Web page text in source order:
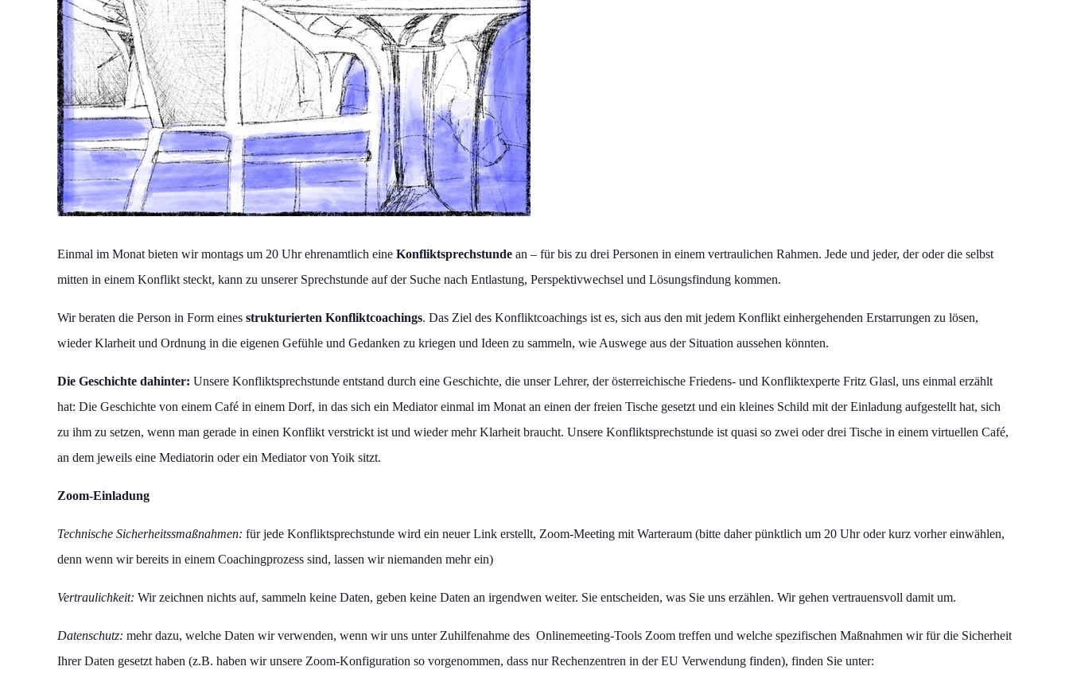
Einmal im Monat bieten wir montags um 20 Uhr ehrenamtlich eine Konfliktsprechstunde an – für bis zu drei Personen in einem vertraulichen Rahmen. Jede und jeder, der oder die selbst
mitten in einem Konflikt steckt, kann zu unserer Sprechstunde auf der Suche nach Entlastung, Perspektivwechsel und Lösungsfindung kommen.
Wir beraten die Person in Form eines strukturierten Konfliktcoachings. Das Ziel des Konfliktcoachings ist es, sich aus den mit jedem Konflikt einhergehenden Erstarrungen zu lösen,
wieder Klarheit und Ordnung in die eigenen Gefühle und Gedanken zu kriegen und Ideen zu sammeln, wie Auswege aus der Situation aussehen könnten.
Die Geschichte dahinter: Unsere Konfliktsprechstunde entstand durch eine Geschichte, die unser Lehrer, der österreichische Friedens- und Konfliktexperte Fritz Glasl, uns einmal erzählt
hat: Die Geschichte von einem Café in einem Dorf, in das sich ein Mediator einmal im Monat an einen der freien Tische gesetzt und ein kleines Schild mit der Einladung aufgestellt hat, sich
zu ihm zu setzen, wenn man gerade in einen Konflikt verstrickt ist und wieder mehr Klarheit braucht. Unsere Konfliktsprechstunde ist quasi so zwei oder drei Tische in einem virtuellen Café,
an dem jeweils eine Mediatorin oder ein Mediator von Yoik sitzt.
Zoom-Einladung
Technische Sicherheitssmaßnahmen: für jede Konfliktsprechstunde wird ein neuer Link erstellt, Zoom-Meeting mit Warteraum (bitte daher pünktlich um 20 Uhr oder kurz vorher einwählen,
denn wenn wir bereits in einem Coachingprozess sind, lassen wir niemanden mehr ein)
Vertraulichkeit: Wir zeichnen nichts auf, sammeln keine Daten, geben keine Daten an irgendwen weiter. Sie entscheiden, was Sie uns erzählen. Wir gehen vertrauensvoll damit um.
Datenschutz: mehr dazu, welche Daten wir verwenden, wenn wir uns unter Zuhilfenahme des Onlinemeeting-Tools Zoom treffen und welche spezifischen Maßnahmen wir für die Sicherheit
Ihrer Daten gesetzt haben (z.B. haben wir unsere Zoom-Konfiguration so vorgenommen, dass nur Rechenzentren in der EU Verwendung finden), finden Sie unter: